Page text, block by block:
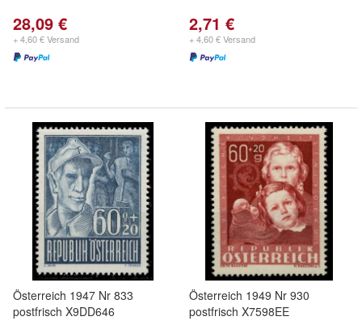
28,09 €
+ 4,60 € Versand
2,71 €
+ 4,60 € Versand
Österreich 1947 Nr 833
postfrisch X9DD646
Österreich 1949 Nr 930
postfrisch X7598EE